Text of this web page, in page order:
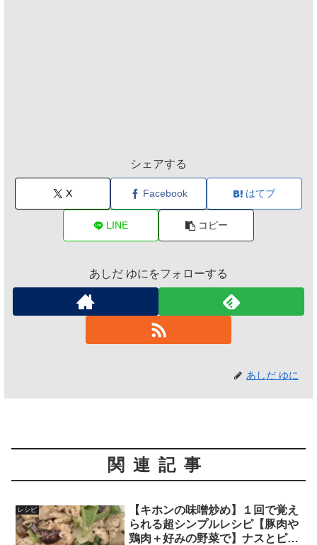
シェアする
X Facebook はてブ
LINE コピー
あしだ ゆにをフォローする
あしだ ゆに
関連記事
レシピ
【キホンの味噌炒め】１回で覚え
られる超シンプルレシピ【豚肉や
鶏肉＋好みの野菜で】ナスとピー